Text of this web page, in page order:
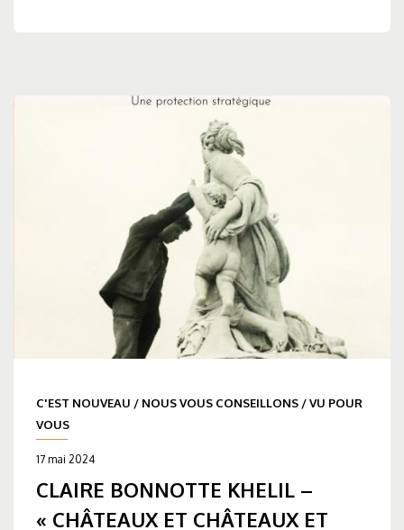
C'EST NOUVEAU / NOUS VOUS CONSEILLONS /VU POUR
VOUS
17 mai 2024
CLAIRE BONNOTTE KHELIL –
« CHÂTEAUX ET CHÂTEAUX ET